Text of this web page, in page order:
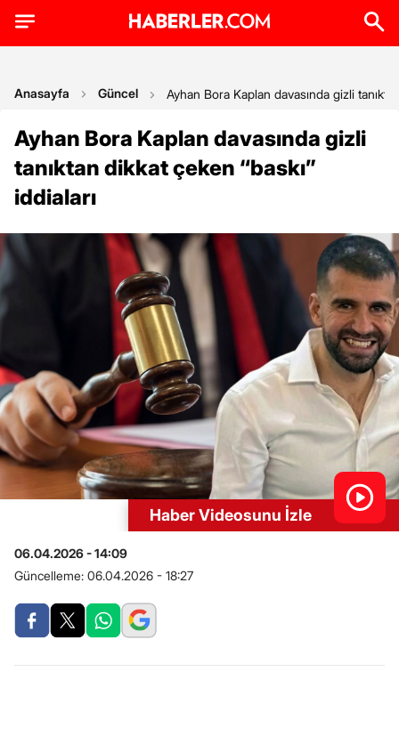
Anasayfa Güncel Ayhan Bora Kaplan davasında gizli
Ayhan Bora Kaplan davasında gizli
tanıktan dikkat çeken “baskı”
iddiaları
Haber Videosunu İzle
06.04.2026 - 14:09
Güncelleme: 06.04.2026 - 18:27